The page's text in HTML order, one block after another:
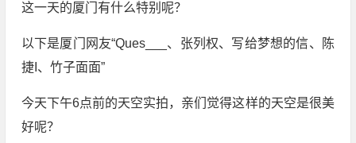
这一天的厦门有什么特别呢？
以下是厦门网友“Ques___、张列权、写给梦想的信、陈
捷I、竹子面面”
今天下午6点前的天空实拍，亲们觉得这样的天空是很美
好呢？